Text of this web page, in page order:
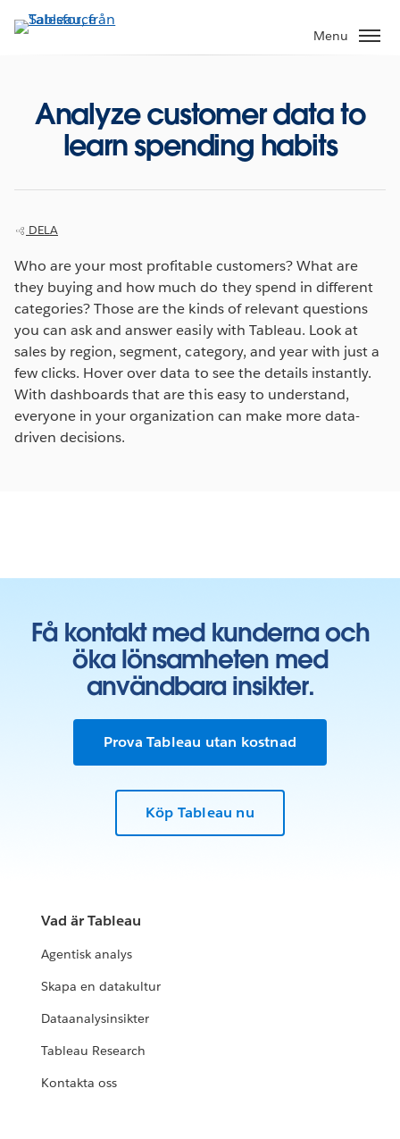
vidare
Menu
Analyze customer data to
learn spending habits
DELA
Who are your most profitable customers? What are
they buying and how much do they spend in different
categories? Those are the kinds of relevant questions
you can ask and answer easily with Tableau. Look at
sales by region, segment, category, and year with just a
few clicks. Hover over data to see the details instantly.
With dashboards that are this easy to understand,
everyone in your organization can make more data-
driven decisions.
Få kontakt med kunderna och
öka lönsamheten med
användbara insikter.
Prova Tableau utan kostnad
Köp Tableau nu
Vad är Tableau
Agentisk analys
Skapa en datakultur
Dataanalysinsikter
Tableau Research
Kontakta oss